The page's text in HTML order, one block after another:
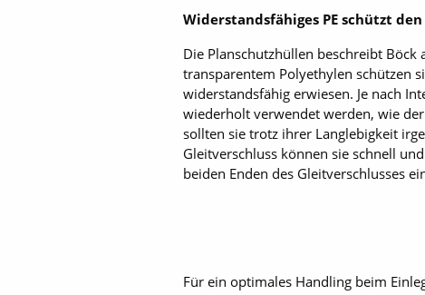
Widerstandsfähiges PE schützt
Die Planschutzhüllen beschreibt
transparentem Polyethylen schützen
widerstandsfähig erwiesen. Je nach
wiederholt verwendet werden, wie
sollten sie trotz ihrer Langlebigkeit
Gleitverschluss können sie schnell
beiden Enden des Gleitverschlusses
Für ein optimales Handling beim